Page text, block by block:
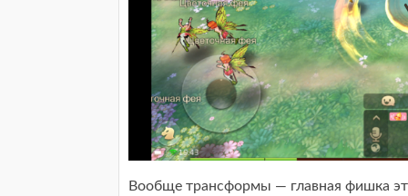
Вообще трансформы — главная фишка